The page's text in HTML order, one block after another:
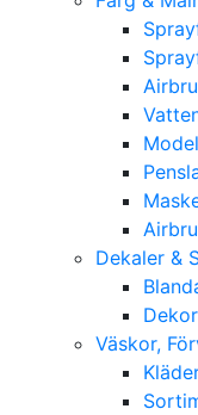
Dekaler &
Väskor,